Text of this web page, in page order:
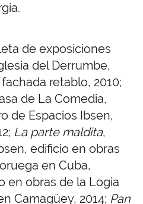
de exposiciones
del Derrumbe,
fachada retablo, 2010;
de La Comedia,
de Espacios Ibsen,
La parte maldita,
edificio en obras
en Cuba,
en obras de la Logia
Camagüey, 2014; Pan